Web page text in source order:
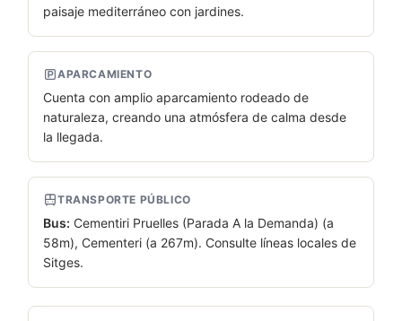
paisaje mediterráneo con jardines.
APARCAMIENTO
Cuenta con amplio aparcamiento rodeado de
naturaleza, creando una atmósfera de calma desde
la llegada.
TRANSPORTE PÚBLICO
Bus: Cementiri Pruelles (Parada A la Demanda) (a
58m), Cementeri (a 267m). Consulte líneas locales de
Sitges.